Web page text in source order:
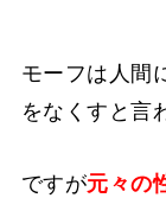
モーフは人間
をなくすと言
ですが元々の